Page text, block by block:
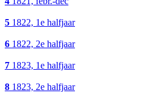
5 1822, 1e halfjaar
6 1822, 2e halfjaar
7 1823, 1e halfjaar
8 1823, 2e halfjaar